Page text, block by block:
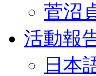
菅沼
活動報
日本